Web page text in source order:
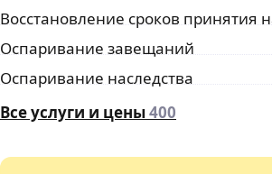
Восстановление сроков принятия
Оспаривание завещаний
Оспаривание наследства
Все услуги и цены400